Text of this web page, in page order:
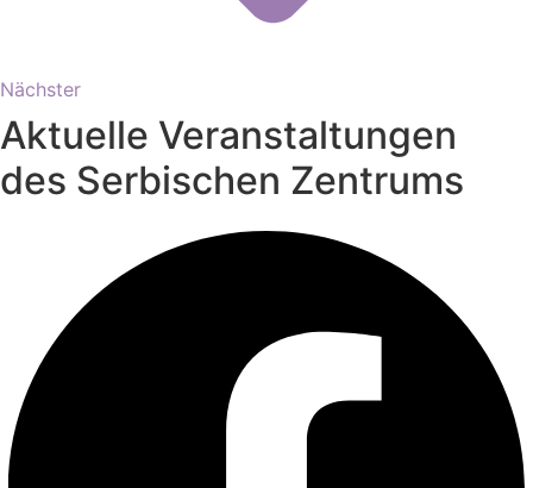
Nächster
Aktuelle Veranstaltungen
des Serbischen Zentrums